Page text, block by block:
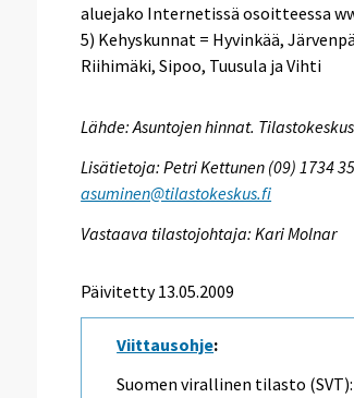
aluejako Internetissä osoitteessa
5) Kehyskunnat = Hyvinkää,
Riihimäki, Sipoo, Tuusula ja Vihti
Lähde: Asuntojen hinnat. Tilastokeskus
Lisätietoja: Petri Kettunen (09) 1734
asuminen@tilastokeskus.fi
Vastaava tilastojohtaja: Kari Molnar
Päivitetty 13.05.2009
Viittausohje:
Suomen virallinen tilasto